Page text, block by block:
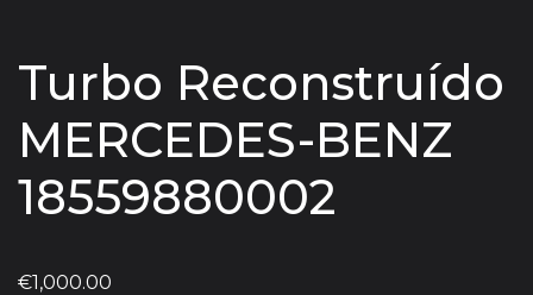
Turbo Reconstruído
MERCEDES-BENZ
18559880002
€1,000.00